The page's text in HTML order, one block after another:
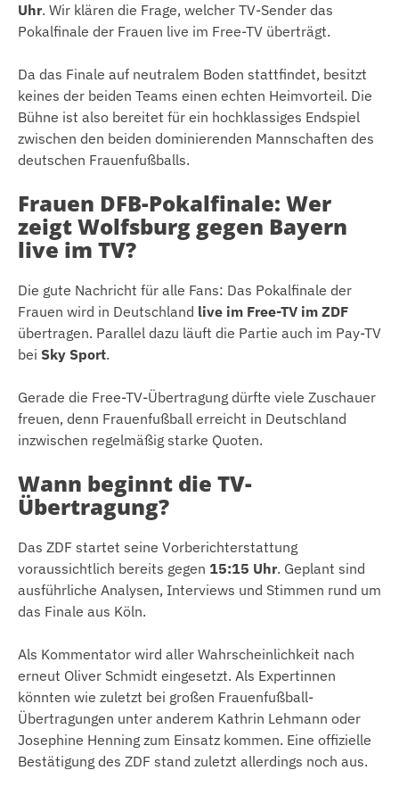
Uhr. Wir klären die Frage, welcher TV-Sender das
Pokalfinale der Frauen live im Free-TV überträgt.
Da das Finale auf neutralem Boden stattfindet, besitzt
keines der beiden Teams einen echten Heimvorteil. Die
Bühne ist also bereitet für ein hochklassiges Endspiel
zwischen den beiden dominierenden Mannschaften des
deutschen Frauenfußballs.
Frauen DFB-Pokalfinale: Wer
zeigt Wolfsburg gegen Bayern
live im TV?
Die gute Nachricht für alle Fans: Das Pokalfinale der
Frauen wird in Deutschland live im Free-TV im ZDF
übertragen. Parallel dazu läuft die Partie auch im Pay-TV
bei Sky Sport.
Gerade die Free-TV-Übertragung dürfte viele Zuschauer
freuen, denn Frauenfußball erreicht in Deutschland
inzwischen regelmäßig starke Quoten.
Wann beginnt die TV-
Übertragung?
Das ZDF startet seine Vorberichterstattung
voraussichtlich bereits gegen 15:15 Uhr. Geplant sind
ausführliche Analysen, Interviews und Stimmen rund um
das Finale aus Köln.
Als Kommentator wird aller Wahrscheinlichkeit nach
erneut Oliver Schmidt eingesetzt. Als Expertinnen
könnten wie zuletzt bei großen Frauenfußball-
Übertragungen unter anderem Kathrin Lehmann oder
Josephine Henning zum Einsatz kommen. Eine offizielle
Bestätigung des ZDF stand zuletzt allerdings noch aus.